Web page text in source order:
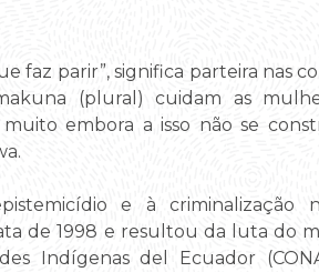
faz parir”, significa parteira nas
(plural) cuidam as
embora a isso não se
e à
de 1998 e resultou da luta do
Indígenas del Ecuador